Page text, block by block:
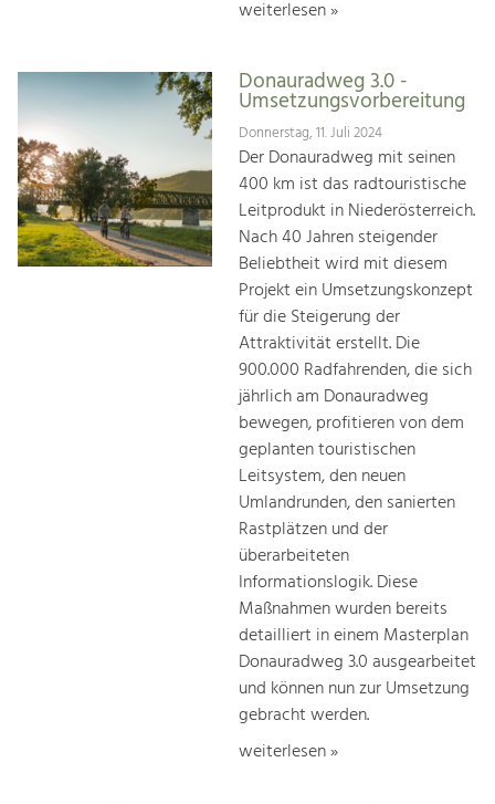
weiterlesen »
Donauradweg 3.0 -
Umsetzungsvorbereitung
Donnerstag, 11. Juli 2024
Der Donauradweg mit seinen
400 km ist das radtouristische
Leitprodukt in Niederösterreich.
Nach 40 Jahren steigender
Beliebtheit wird mit diesem
Projekt ein Umsetzungskonzept
für die Steigerung der
Attraktivität erstellt. Die
900.000 Radfahrenden, die sich
jährlich am Donauradweg
bewegen, profitieren von dem
geplanten touristischen
Leitsystem, den neuen
Umlandrunden, den sanierten
Rastplätzen und der
überarbeiteten
Informationslogik. Diese
Maßnahmen wurden bereits
detailliert in einem Masterplan
Donauradweg 3.0 ausgearbeitet
und können nun zur Umsetzung
gebracht werden.
weiterlesen »